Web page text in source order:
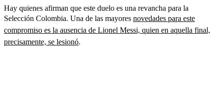
Hay quienes afirman que este duelo es una revancha para la
Selección Colombia. Una de las mayores novedades para este
compromiso es la ausencia de Lionel Messi, quien en aquella final,
precisamente, se lesionó.